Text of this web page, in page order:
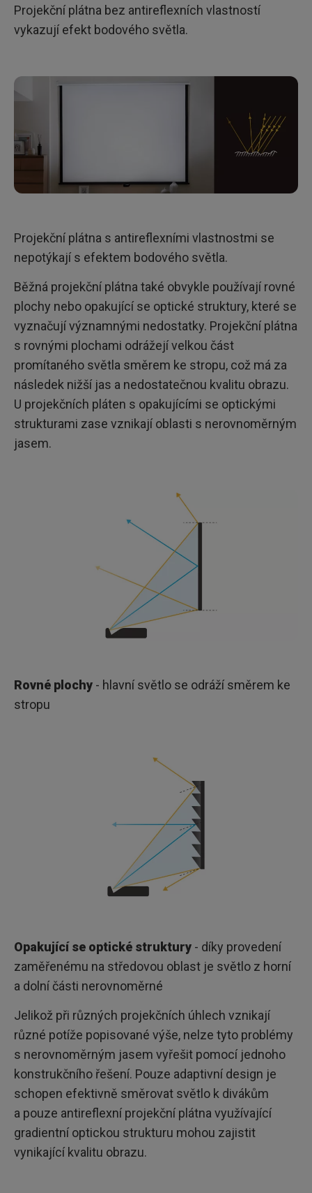
Projekční plátna bez antireflexních vlastností
vykazují efekt bodového světla.
Projekční plátna s antireflexními vlastnostmi se
nepotýkají s efektem bodového světla.
Běžná projekční plátna také obvykle používají rovné
plochy nebo opakující se optické struktury, které se
vyznačují významnými nedostatky. Projekční plátna
s rovnými plochami odrážejí velkou část
promítaného světla směrem ke stropu, což má za
následek nižší jas a nedostatečnou kvalitu obrazu.
U projekčních pláten s opakujícími se optickými
strukturami zase vznikají oblasti s nerovnoměrným
jasem.
Rovné plochy - hlavní světlo se odráží směrem ke
stropu
Opakující se optické struktury - díky provedení
zaměřenému na středovou oblast je světlo z horní
a dolní části nerovnoměrné
Jelikož při různých projekčních úhlech vznikají
různé potíže popisované výše, nelze tyto problémy
s nerovnoměrným jasem vyřešit pomocí jednoho
konstrukčního řešení. Pouze adaptivní design je
schopen efektivně směrovat světlo k divákům
a pouze antireflexní projekční plátna využívající
gradientní optickou strukturu mohou zajistit
vynikající kvalitu obrazu.